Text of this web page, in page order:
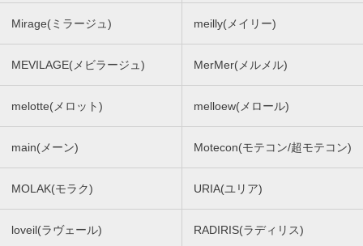
Mirage(ミラージュ) meilly(メイリー)
MEVILAGE(メビラージュ) MerMer(メルメル)
melotte(メロット) melloew(メロール)
main(メーン) Motecon(モテコン/超モテコン)
MOLAK(モラク) URIA(ユリア)
loveil(ラヴェール) RADIRIS(ラディリス)